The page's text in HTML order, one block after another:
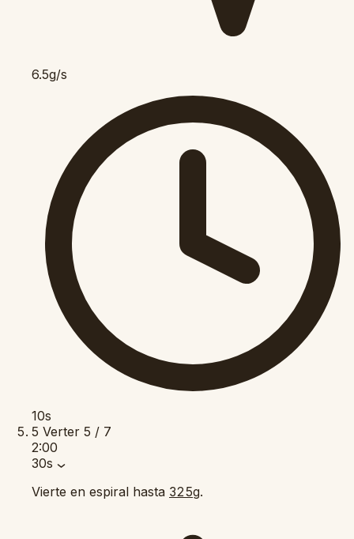
6.5g/s
10s
5 Verter 5 / 7
2:00
30s
Vierte en espiral hasta 325g.